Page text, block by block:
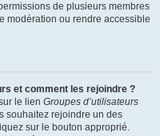
de plusieurs membres
modération ou rendre accessible
et comment les rejoindre ?
le lien Groupes d’utilisateurs
souhaitez rejoindre un des
sur le bouton approprié.